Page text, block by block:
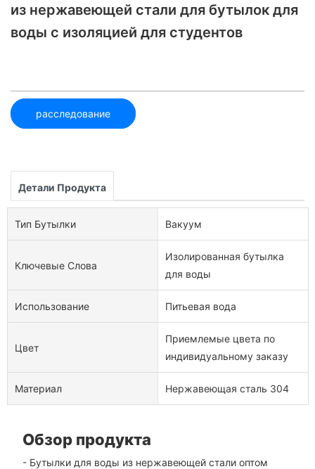
из нержавеющей стали для бутылок для
воды с изоляцией для студентов
расследование
Детали Продукта
Тип Бутылки Вакуум
Ключевые Слова
Изолированная бутылка
для воды
Использование Питьевая вода
Цвет
Приемлемые цвета по
индивидуальному заказу
Материал Нержавеющая сталь 304
Обзор продукта
- Бутылки для воды из нержавеющей стали оптом